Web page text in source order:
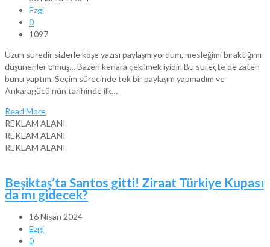
Ezgi
0
1097
Uzun süredir sizlerle köşe yazısı paylaşmıyordum, mesleğimi bıraktığımı
düşünenler olmuş… Bazen kenara çekilmek iyidir. Bu süreçte de zaten
bunu yaptım. Seçim sürecinde tek bir paylaşım yapmadım ve
Ankaragücü’nün tarihinde ilk…
Read More
REKLAM ALANI
REKLAM ALANI
REKLAM ALANI
Beşiktaş’ta Santos gitti! Ziraat Türkiye Kupası
da mı gidecek?
16 Nisan 2024
Ezgi
0